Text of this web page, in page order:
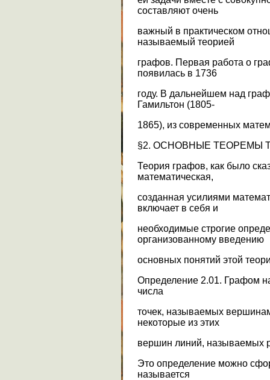
составляют очень
важный в практическом
называемый теорией
графов. Первая работа о
появилась в 1736
году. В дальнейшем над
Гамильтон (1805-
1865), из современных
§2. ОСНОВНЫЕ ТЕОРЕМЫ
Теория графов, как было
математическая,
созданная усилиями
включает в себя и
необходимые строгие
организованному введению
основных понятий этой
Определение 2.01. Графом
числа
точек, называемых
некоторые из этих
вершин линий, называемых
Это определение можно
называется